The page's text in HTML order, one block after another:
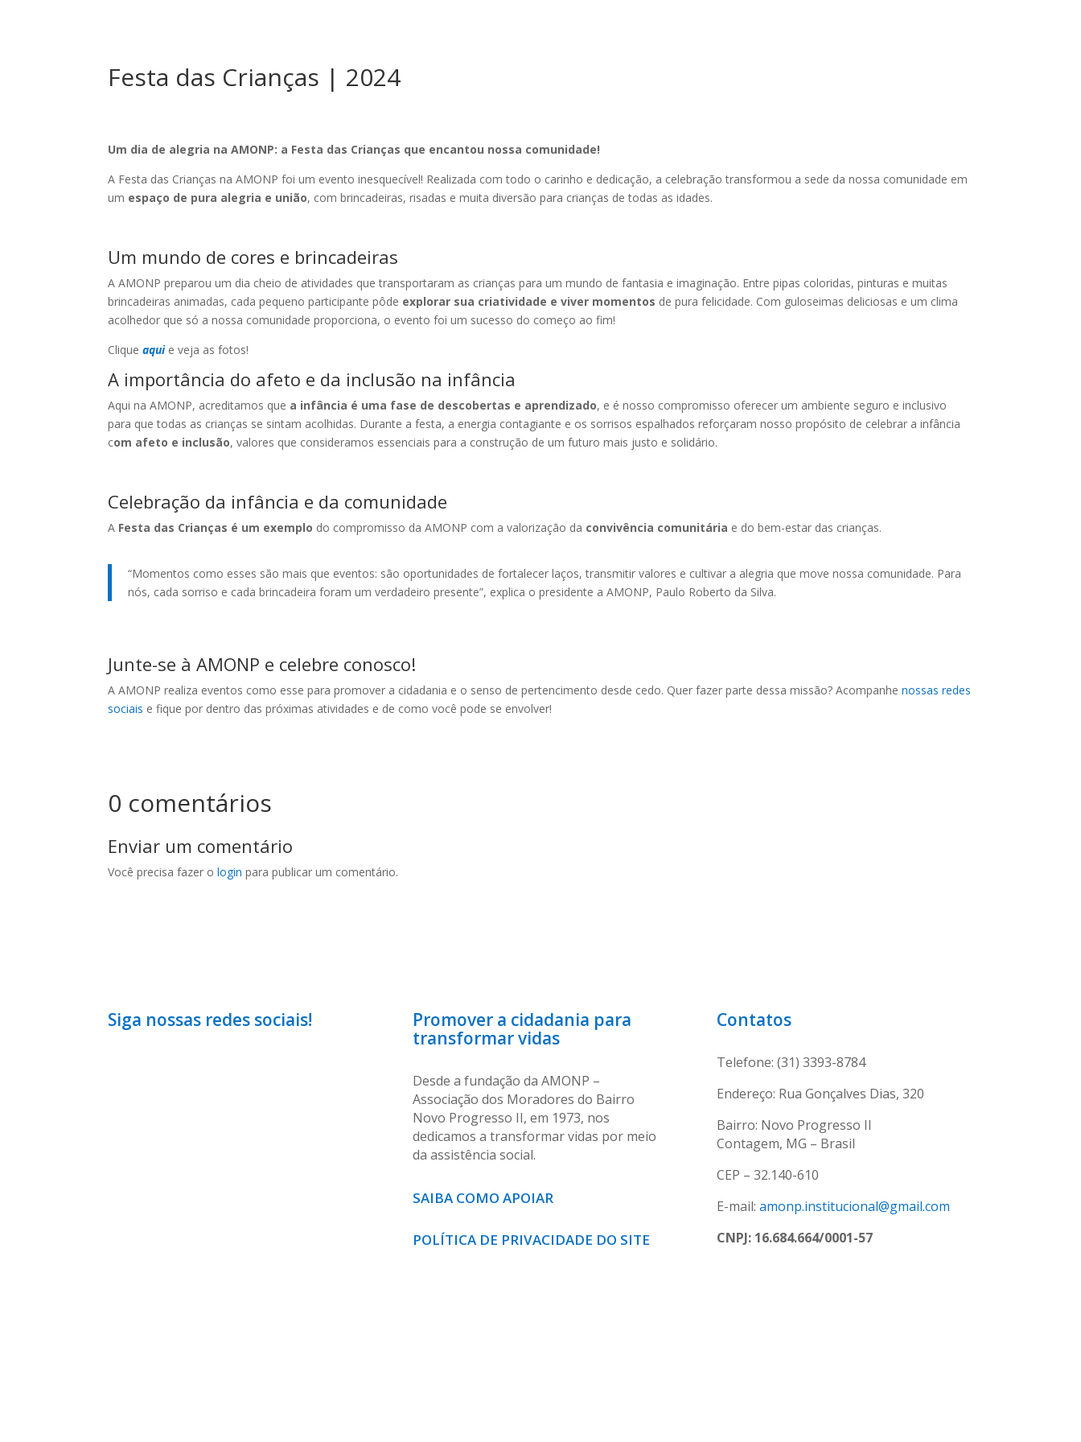
Festa das Crianças | 2024
Um dia de alegria na AMONP: a Festa das Crianças que encantou nossa comunidade!
A Festa das Crianças na AMONP foi um evento inesquecível! Realizada com todo o carinho e dedicação, a celebração transformou a sede da nossa comunidade em
um espaço de pura alegria e união, com brincadeiras, risadas e muita diversão para crianças de todas as idades.
Um mundo de cores e brincadeiras
A AMONP preparou um dia cheio de atividades que transportaram as crianças para um mundo de fantasia e imaginação. Entre pipas coloridas, pinturas e muitas
brincadeiras animadas, cada pequeno participante pôde explorar sua criatividade e viver momentos de pura felicidade. Com guloseimas deliciosas e um clima
acolhedor que só a nossa comunidade proporciona, o evento foi um sucesso do começo ao fim!
Cliqueaquie veja as fotos!
A importância do afeto e da inclusão na infância
Aqui na AMONP, acreditamos que a infância é uma fase de descobertas e aprendizado, e é nosso compromisso oferecer um ambiente seguro e inclusivo
para que todas as crianças se sintam acolhidas. Durante a festa, a energia contagiante e os sorrisos espalhados reforçaram nosso propósito de celebrar a infância
com afeto e inclusão, valores que consideramos essenciais para a construção de um futuro mais justo e solidário.
Celebração da infância e da comunidade
A Festa das Crianças é um exemplo do compromisso da AMONP com a valorização da convivência comunitária e do bem-estar das crianças.
“Momentos como esses são mais que eventos: são oportunidades de fortalecer laços, transmitir valores e cultivar a alegria que move nossa comunidade. Para
nós, cada sorriso e cada brincadeira foram um verdadeiro presente”, explica o presidente a AMONP, Paulo Roberto da Silva.
Junte-se à AMONP e celebre conosco!
A AMONP realiza eventos como esse para promover a cidadania e o senso de pertencimento desde cedo. Quer fazer parte dessa missão? Acompanhenossas redes
sociais e fique por dentro das próximas atividades e de como você pode se envolver!
0 comentários
Enviar um comentário
Você precisa fazer ologin para publicar um comentário.
Siga nossas redes sociais!
Promover a cidadania para
transformar vidas
Desde a fundação da AMONP –
Associação dos Moradores do Bairro
Novo Progresso II, em 1973, nos
dedicamos a transformar vidas por meio
da assistência social.
SAIBA COMO APOIAR
POLÍTICA DE PRIVACIDADE DO SITE
Contatos
Telefone: (31) 3393-8784
Endereço: Rua Gonçalves Dias, 320
Bairro: Novo Progresso II
Contagem, MG – Brasil
CEP – 32.140-610
E-mail: amonp.institucional@gmail.com
CNPJ: 16.684.664/0001-57